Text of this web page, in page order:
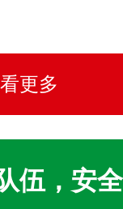
更多
伍，安